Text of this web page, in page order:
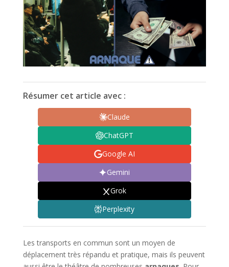
Résumer cet article avec :
Claude
ChatGPT
Google AI
Gemini
Grok
Perplexity
Les transports en commun sont un moyen de
déplacement très répandu et pratique, mais ils peuvent